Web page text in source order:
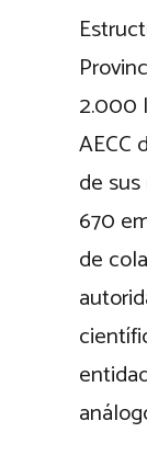
2.000
AECC
de
670
de